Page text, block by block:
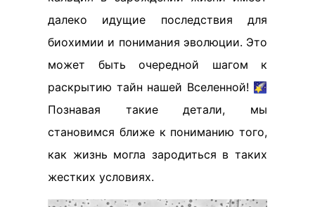
далеко идущие последствия для
биохимии и понимания эволюции. Это
может быть очередной шагом к
раскрытию тайн нашей Вселенной! 🌠
Познавая такие детали, мы
становимся ближе к пониманию того,
как жизнь могла зародиться в таких
жестких условиях.